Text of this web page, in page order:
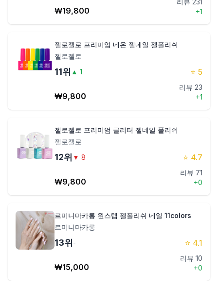
₩19,800
리뷰 231
+1
젤로젤로 프리미엄 네온 젤네일 젤폴리쉬
젤로젤로
11위 ▲ 1 ⭐ 5
₩9,800
리뷰 23
+1
젤로젤로 프리미엄 글리터 젤네일 폴리쉬
젤로젤로
12위 ▼ 8 ⭐ 4.7
₩9,800
리뷰 71
+0
르미니마카롱 원스텝 젤폴리쉬 네일 11colors
르미니마카롱
13위 - ⭐ 4.1
₩15,000
리뷰 10
+0